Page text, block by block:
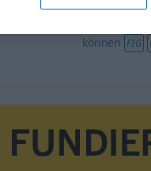
können FIG